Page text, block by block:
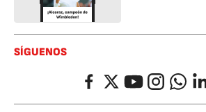
SÍGUENOS
FacebookTwitterYouTubeInstagramWhatsapp